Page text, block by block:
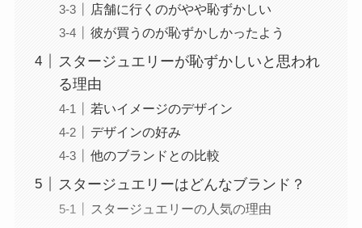
店舗に行くのがやや恥ずかしい
彼が買うのが恥ずかしかったよう
スタージュエリーが恥ずかしいと思われ
る理由
若いイメージのデザイン
デザインの好み
他のブランドとの比較
スタージュエリーはどんなブランド？
スタージュエリーの人気の理由